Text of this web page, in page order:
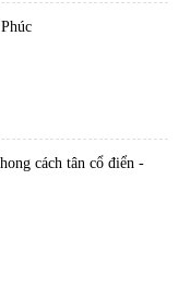
cách tân cổ điển -